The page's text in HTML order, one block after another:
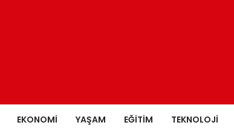
EKONOMİ YAŞAM EĞİTİM TEKNOLOJİ